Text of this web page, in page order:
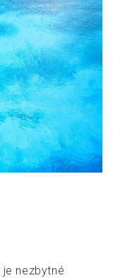
nezbytné